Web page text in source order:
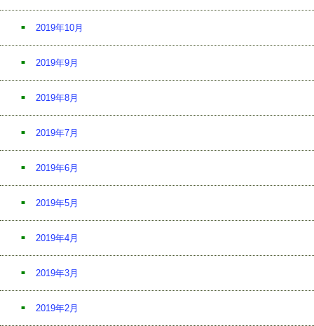
2019年10月
2019年9月
2019年8月
2019年7月
2019年6月
2019年5月
2019年4月
2019年3月
2019年2月